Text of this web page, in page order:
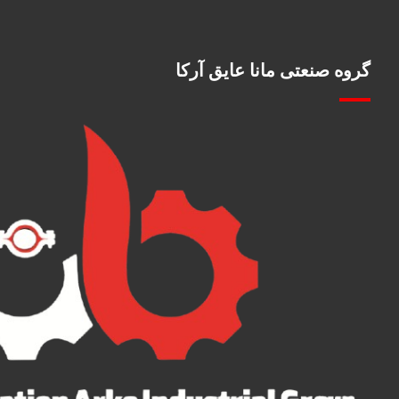
گروه صنعتی مانا عایق آرکا